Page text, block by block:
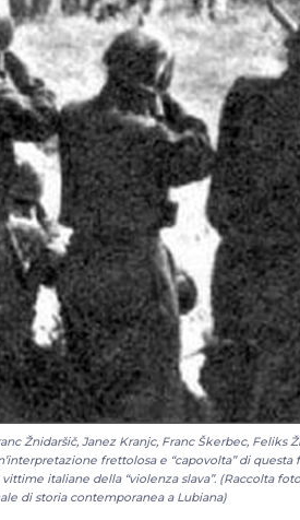
Žnidaršič, Janez Kranjc, Franc Škerbec,
frettolosa e “capovolta” di
italiane della “violenza slava”. (Raccolta
di storia contemporanea a Lubiana)